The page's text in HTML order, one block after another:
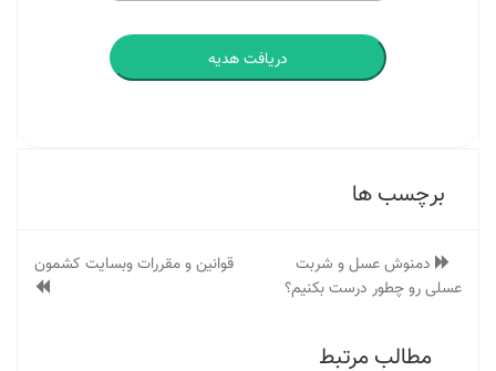
دریافت هدیه
برچسب ها
قوانین و مقررات وبسایت کشمون
دمنوش عسل و شربت
عسلی رو چطور درست بکنیم؟
مطالب مرتبط